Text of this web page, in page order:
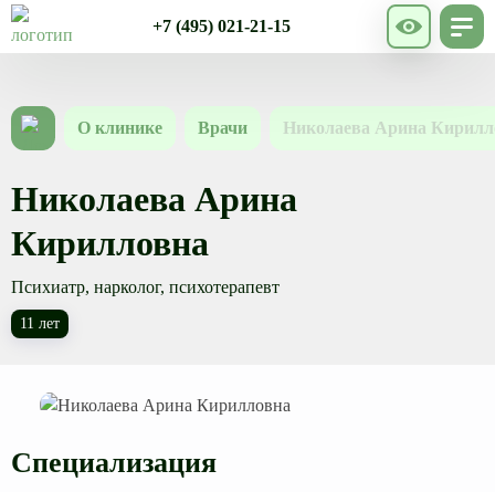
+7 (495) 021-21-15
О клинике Врачи Николаева Арина
Николаева Арина
Кирилловна
Психиатр, нарколог, психотерапевт
11 лет
Специализация